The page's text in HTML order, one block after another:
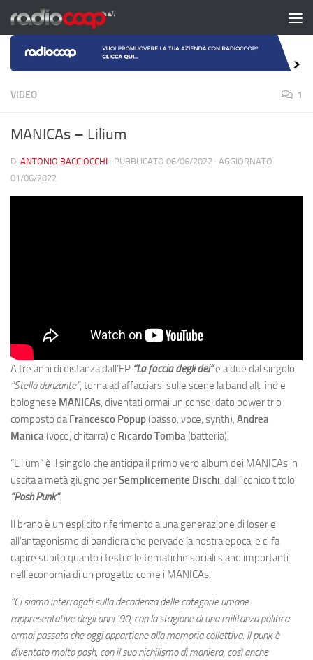
Salta al contenuto
VIDEO 1
MANICAs – Lilium
DI ANTONIO BACCIOCCHI · PUBBLICATO 06/06/2022 · AGGIORNATO
01/06/2022
A tre anni di distanza dall’EP “La faccia degli dei”e a due dal singolo
“Stella danzante”, torna ad affacciarsi sulle scene la band alt-indie
bolognese MANICAs, diventati ormai un consolidato power trio
composto daFrancesco Popup(basso, voce, synth), Andrea
Manica(voce, chitarra) e Ricardo Tomba(batteria).
“Lilium” è il singolo che anticipa il primo vero album dei MANICAs in
uscita a metà giugno perSemplicemente Dischi, dall’iconico titolo
“Posh Punk”.
Il brano è un esplicito riferimento a una generazione di loser e
all’antagonismo di bandiera che pervade la nostra epoca, e ci fa
capire subito quanto i testi e le tematiche sociali siano importanti
nell’economia di un progetto come i MANICAs.
“Ci siamo interrogati sulla decadenza delle categorie umane
rappresentative degli anni ‘90, con la stagione di una militanza politica
ormai passata che oggi appartiene alla memoria collettiva. Il punk è
diventato molto posh, con il suo nichilismo di maniera, così anche